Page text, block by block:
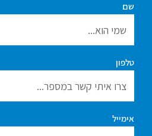
שם
טלפון
אימייל